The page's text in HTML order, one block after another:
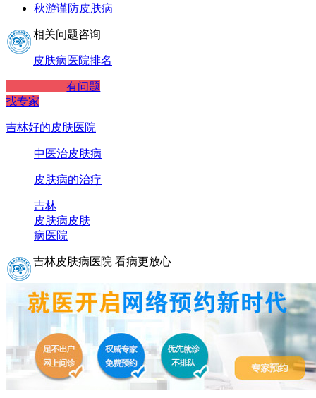
秋游谨防皮肤病
相关问题咨询
皮肤病医院排名
有问题
找专家
吉林好的皮肤医院
中医治皮肤病
皮肤病的治疗
吉林
皮肤病皮肤
病医院
吉林皮肤病医院 看病更放心